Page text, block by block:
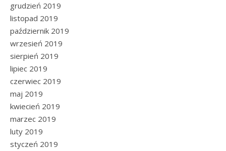
grudzień 2019
listopad 2019
październik 2019
wrzesień 2019
sierpień 2019
lipiec 2019
czerwiec 2019
maj 2019
kwiecień 2019
marzec 2019
luty 2019
styczeń 2019